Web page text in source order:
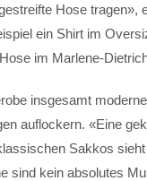
Hose
ein Shirt im
im Marlene-
insgesamt
auflockern. «Eine
Sakkos
sind kein absolutes